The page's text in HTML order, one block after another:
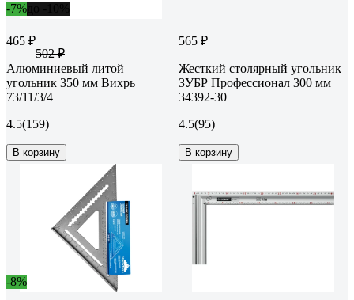
-7%
465 ₽
502 ₽
Алюминиевый литой
угольник 350 мм Вихрь
73/11/3/4
4.5(159)
В корзину
565 ₽
Жесткий столярный угольник
ЗУБР Профессионал 300 мм
34392-30
4.5(95)
В корзину
-8%